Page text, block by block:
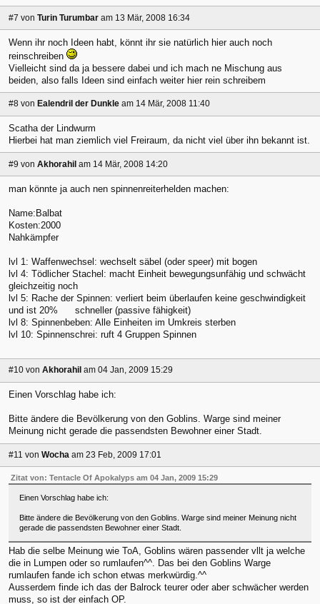
#7 von Turin Turumbar am 13 Mär, 2008 16:34
Wenn ihr noch Ideen habt, könnt ihr sie natürlich hier auch noch
reinschreiben
Vielleicht sind da ja bessere dabei und ich mach ne Mischung aus
beiden, also falls Ideen sind einfach weiter hier rein schreibem
#8 von Ealendril der Dunkle am 14 Mär, 2008 11:40
Scatha der Lindwurm
Hierbei hat man ziemlich viel Freiraum, da nicht viel über ihn bekannt ist.
#9 von Akhorahil am 14 Mär, 2008 14:20
man könnte ja auch nen spinnenreiterhelden machen:
Name:Balbat
Kosten:2000
Nahkämpfer
lvl 1: Waffenwechsel: wechselt säbel (oder speer) mit bogen
lvl 4: Tödlicher Stachel: macht Einheit bewegungsunfähig und schwächt
gleichzeitig noch
lvl 5: Rache der Spinnen: verliert beim überlaufen keine geschwindigkeit
und ist 20% schneller (passive fähigkeit)
lvl 8: Spinnenbeben: Alle Einheiten im Umkreis sterben
lvl 10: Spinnenschrei: ruft 4 Gruppen Spinnen
#10 von Akhorahil am 04 Jan, 2009 15:29
Einen Vorschlag habe ich:
Bitte ändere die Bevölkerung von den Goblins. Warge sind meiner
Meinung nicht gerade die passendsten Bewohner einer Stadt.
#11 von Wocha am 23 Feb, 2009 17:01
Zitat von: Tentacle Of Apokalyps am 04 Jan, 2009 15:29
Einen Vorschlag habe ich:
Bitte ändere die Bevölkerung von den Goblins. Warge sind meiner Meinung nicht
gerade die passendsten Bewohner einer Stadt.
Hab die selbe Meinung wie ToA, Goblins wären passender vllt ja welche
die in Lumpen oder so rumlaufen^^. Das bei den Goblins Warge
rumlaufen fande ich schon etwas merkwürdig.^^
Ausserdem finde ich das der Balrock teurer oder aber schwächer werden
muss, so ist der einfach OP.